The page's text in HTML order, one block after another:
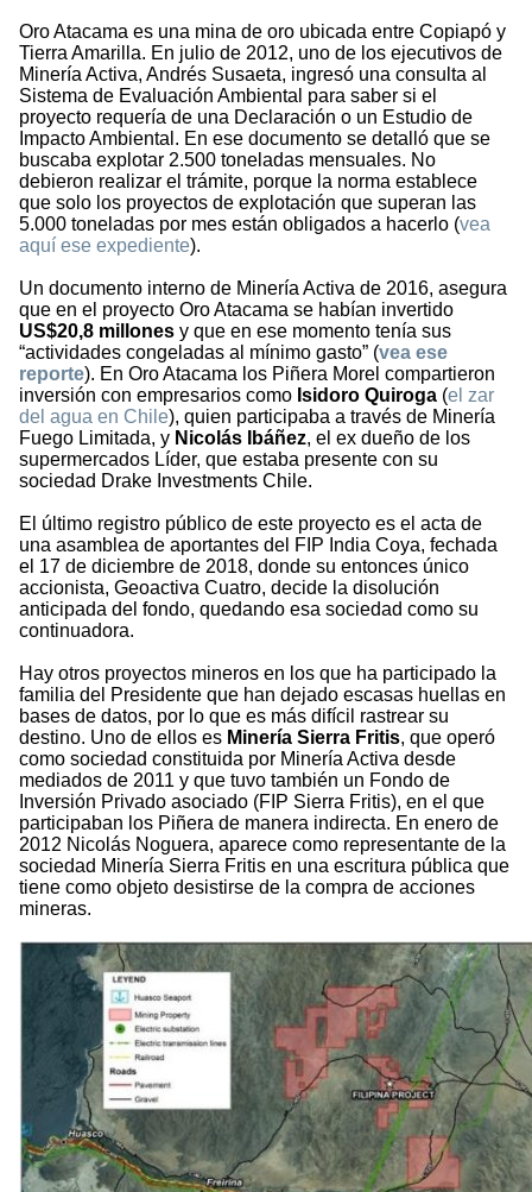
Oro Atacama es una mina de oro ubicada entre Copiapó y
Tierra Amarilla. En julio de 2012, uno de los ejecutivos de
Minería Activa, Andrés Susaeta, ingresó una consulta al
Sistema de Evaluación Ambiental para saber si el
proyecto requería de una Declaración o un Estudio de
Impacto Ambiental. En ese documento se detalló que se
buscaba explotar 2.500 toneladas mensuales. No
debieron realizar el trámite, porque la norma establece
que solo los proyectos de explotación que superan las
5.000 toneladas por mes están obligados a hacerlo (vea
aquí ese expediente).
Un documento interno de Minería Activa de 2016, asegura
que en el proyecto Oro Atacama se habían invertido
US$20,8 millones y que en ese momento tenía sus
“actividades congeladas al mínimo gasto” (vea ese
reporte). En Oro Atacama los Piñera Morel compartieron
inversión con empresarios como Isidoro Quiroga (el zar
del agua en Chile), quien participaba a través de Minería
Fuego Limitada, y Nicolás Ibáñez, el ex dueño de los
supermercados Líder, que estaba presente con su
sociedad Drake Investments Chile.
El último registro público de este proyecto es el acta de
una asamblea de aportantes del FIP India Coya, fechada
el 17 de diciembre de 2018, donde su entonces único
accionista, Geoactiva Cuatro, decide la disolución
anticipada del fondo, quedando esa sociedad como su
continuadora.
Hay otros proyectos mineros en los que ha participado la
familia del Presidente que han dejado escasas huellas en
bases de datos, por lo que es más difícil rastrear su
destino. Uno de ellos es Minería Sierra Fritis, que operó
como sociedad constituida por Minería Activa desde
mediados de 2011 y que tuvo también un Fondo de
Inversión Privado asociado (FIP Sierra Fritis), en el que
participaban los Piñera de manera indirecta. En enero de
2012 Nicolás Noguera, aparece como representante de la
sociedad Minería Sierra Fritis en una escritura pública que
tiene como objeto desistirse de la compra de acciones
mineras.